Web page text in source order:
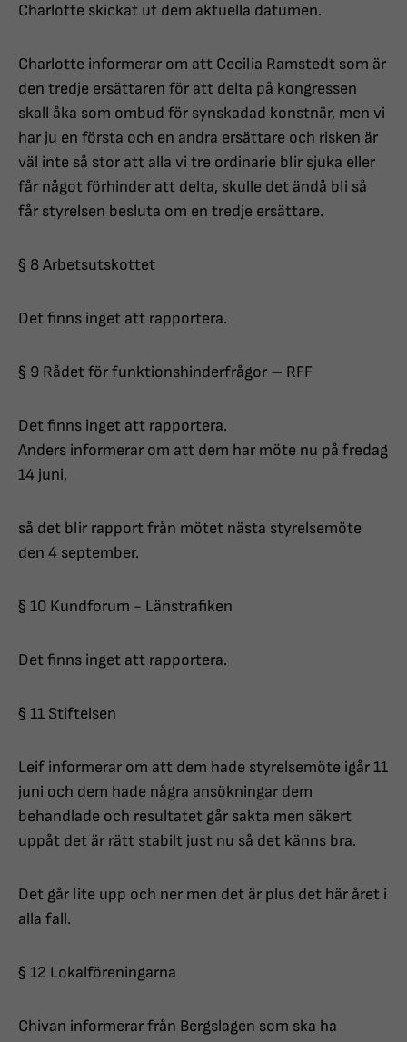
Charlotte skickat ut dem aktuella datumen.
Charlotte informerar om att Cecilia Ramstedt som är
den tredje ersättaren för att delta på kongressen
skall åka som ombud för synskadad konstnär, men vi
har ju en första och en andra ersättare och risken är
väl inte så stor att alla vi tre ordinarie blir sjuka eller
får något förhinder att delta, skulle det ändå bli så
får styrelsen besluta om en tredje ersättare.
§ 8 Arbetsutskottet
Det finns inget att rapportera.
§ 9 Rådet för funktionshinderfrågor – RFF
Det finns inget att rapportera.
Anders informerar om att dem har möte nu på fredag
14 juni,
så det blir rapport från mötet nästa styrelsemöte
den 4 september.
§ 10 Kundforum - Länstrafiken
Det finns inget att rapportera.
§ 11 Stiftelsen
Leif informerar om att dem hade styrelsemöte igår 11
juni och dem hade några ansökningar dem
behandlade och resultatet går sakta men säkert
uppåt det är rätt stabilt just nu så det känns bra.
Det går lite upp och ner men det är plus det här året i
alla fall.
§ 12 Lokalföreningarna
Chivan informerar från Bergslagen som ska ha